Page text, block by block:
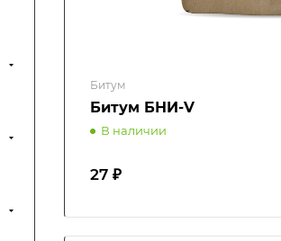
Битум
Битум БНИ-V
В наличии
27 ₽